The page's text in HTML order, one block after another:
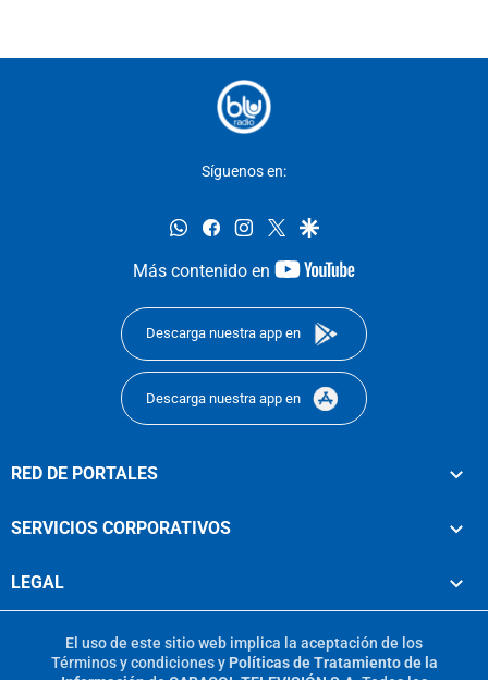
Síguenos en:
whatsappfacebookinstagram
twittergoogle
Más contenido en
youtube-
Descarga nuestra app en
Descarga nuestra app en
RED DE PORTALES
SERVICIOS CORPORATIVOS
LEGAL
El uso de este sitio web implica la aceptación de los
Términos y condicionesy Políticas de Tratamiento de la